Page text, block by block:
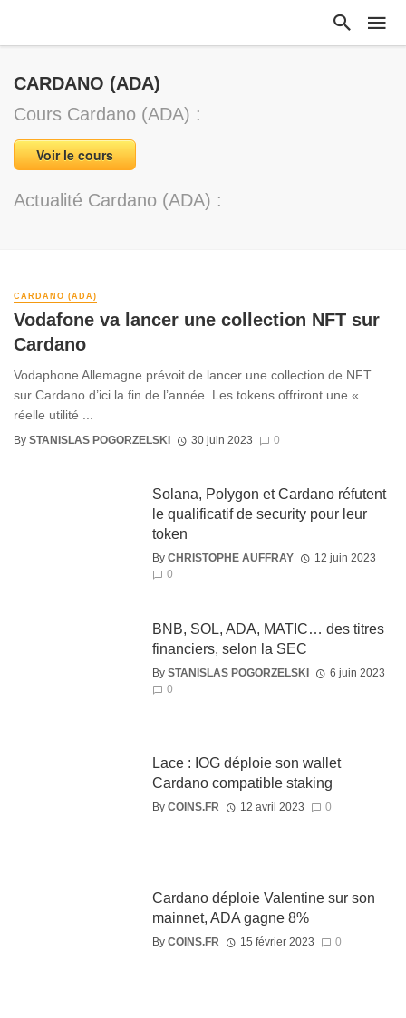
CARDANO (ADA)
Cours Cardano (ADA) :
Voir le cours
Actualité Cardano (ADA) :
CARDANO (ADA)
Vodafone va lancer une collection NFT sur
Cardano
Vodaphone Allemagne prévoit de lancer une collection de NFT
sur Cardano d’ici la fin de l’année. Les tokens offriront une «
réelle utilité ...
By STANISLAS POGORZELSKI 30 juin 2023 0
Solana, Polygon et Cardano réfutent
le qualificatif de security pour leur
token
By CHRISTOPHE AUFFRAY
12 juin 2023
0
BNB, SOL, ADA, MATIC… des titres
financiers, selon la SEC
By STANISLAS POGORZELSKI
6 juin 2023
0
Lace : IOG déploie son wallet
Cardano compatible staking
By COINS.FR 12 avril 2023 0
Cardano déploie Valentine sur son
mainnet, ADA gagne 8%
By COINS.FR 15 février 2023 0